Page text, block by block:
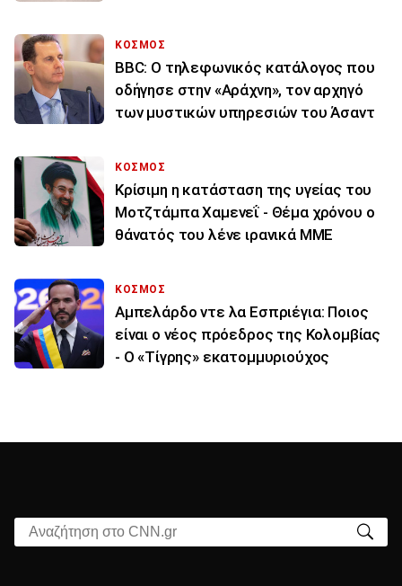
ΚΟΣΜΟΣ
BBC: Ο τηλεφωνικός κατάλογος που
οδήγησε στην «Αράχνη», τον αρχηγό
των μυστικών υπηρεσιών του Άσαντ
ΚΟΣΜΟΣ
Κρίσιμη η κατάσταση της υγείας του
Μοτζτάμπα Χαμενεΐ - Θέμα χρόνου ο
θάνατός του λένε ιρανικά ΜΜΕ
ΚΟΣΜΟΣ
Αμπελάρδο ντε λα Εσπριέγια: Ποιος
είναι ο νέος πρόεδρος της Κολομβίας
- Ο «Τίγρης» εκατομμυριούχος
Αναζήτηση στο CNN.gr